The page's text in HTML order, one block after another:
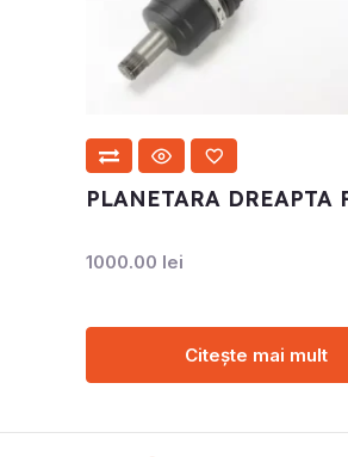
PLANETARA DREAPTA
1000.00 lei
Citește mai mult